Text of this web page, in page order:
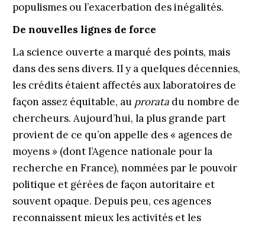
populismes ou l’exacerbation des inégalités.
De nouvelles lignes de force
La science ouverte a marqué des points, mais
dans des sens divers. Il y a quelques décennies,
les crédits étaient affectés aux laboratoires de
façon assez équitable, au proratadu nombre de
chercheurs. Aujourd’hui, la plus grande part
provient de ce qu’on appelle des « agences de
moyens » (dont l’Agence nationale pour la
recherche en France), nommées par le pouvoir
politique et gérées de façon autoritaire et
souvent opaque. Depuis peu, ces agences
reconnaissent mieux les activités et les